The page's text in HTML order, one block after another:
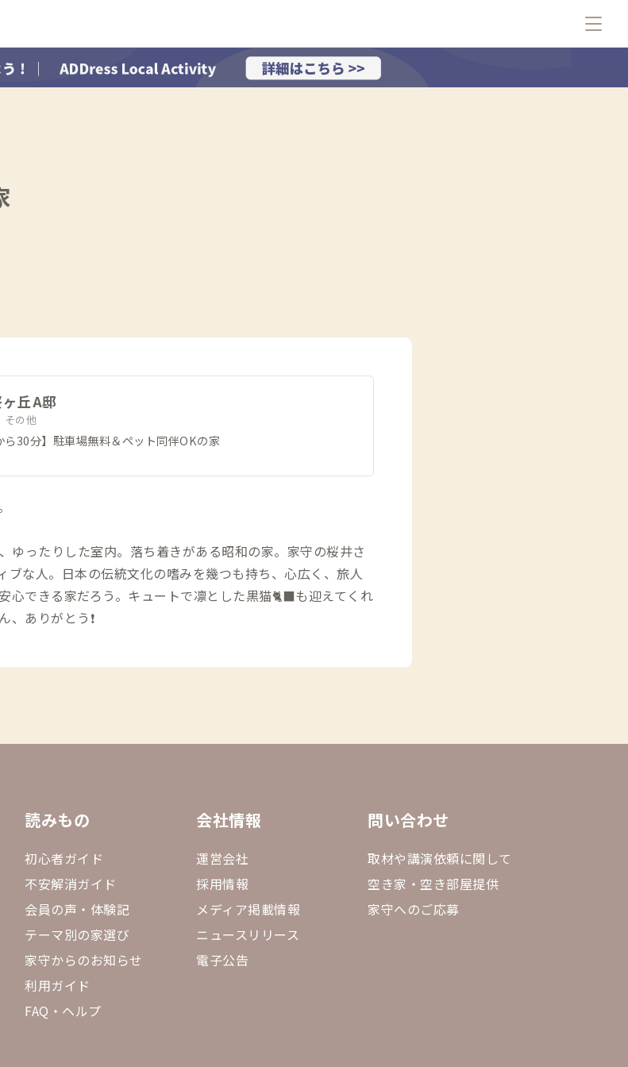
丘A邸
その他
ら30分】駐車場無料＆ペット同伴OKの家
ゆったりした室内。落ち着きがある昭和の家。家守の桜井さ
ブな人。日本の伝統文化の嗜みを幾つも持ち、心広く、旅人
心できる家だろう。キュートで凛とした黒猫🐈‍⬛も迎えてくれ
、ありがとう❗️
読みもの
初心者ガイド
不安解消ガイド
会員の声・体験記
テーマ別の家選び
家守からのお知らせ
利用ガイド
FAQ・ヘルプ
会社情報
運営会社
採用情報
メディア掲載情報
ニュースリリース
電子公告
問い合わせ
取材や講演依頼に関して
空き家・空き部屋提供
家守へのご応募